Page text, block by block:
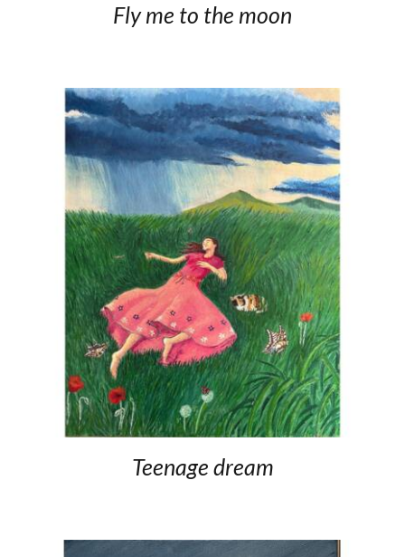
Fly me to the moon
Teenage dream